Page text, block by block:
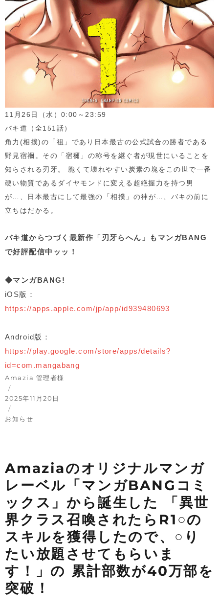
11月 26 日（水）0:00 ～ 23:59
バキ道（全151 話）
角力 (相撲)の「祖」であり日本最古の公式試合の勝者である
野見宿禰。その「宿禰」の称号を継ぐ者が現世にいることを
知らされる刃牙。 脆くて壊れやすい炭素の塊をこの世で一番
硬い物質であるダイヤモンドに変える超絶握力を持つ男
が
、日本最古にして最強の「相撲」の神が
、バキの前に
立ちはだかる。
バキ道からつづく最新作「刃牙らへん」もマンガBANG
で好評配信中ッッ！
◆マンガ BANG!
iOS版：
https://apps.apple.com/jp/app/id939480693
Android版：
https://play.google.com/store/apps/details?
id=com.mangabang
投
稿
者
Amazia 管理者様
稿
2025年11月20日
テ
お知らせ
Amaziaのオリジナルマンガ
レーベル「マンガBANGコミ
ックス」から誕生した 「異世
界クラス召喚されたらR1○の
スキルを獲得したので、○り
たい放題させてもらいま
す！」の 累計部数が40万部を
突破！